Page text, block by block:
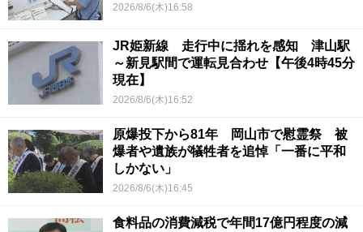
2026/8/6(木)16:58
JR姫新線 走行中に揺れを感知 津山駅
～新見駅間で運転見合わせ【午後4時45分
現在】
2026/8/6(木)16:52
原爆投下から81年 岡山市で慰霊祭 被
爆者や遺族が犠牲者を追悼「一番に平和
しかない」
2026/8/6(木)16:45
食料品の消費減税で年間17億円程度の減